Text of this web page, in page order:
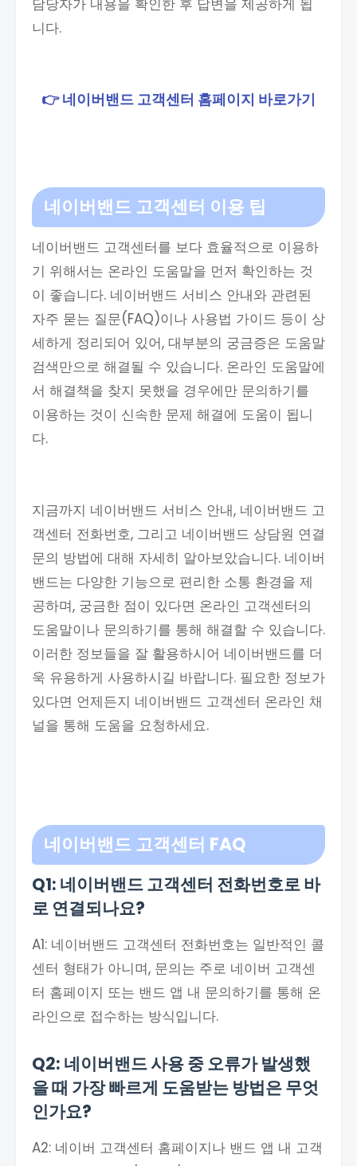
담당자가 내용을 확인한 후 답변을 제공하게 됩
니다.
👉 네이버밴드 고객센터 홈페이지 바로가기
네이버밴드 고객센터 이용 팁
네이버밴드 고객센터를 보다 효율적으로 이용하
기 위해서는 온라인 도움말을 먼저 확인하는 것
이 좋습니다. 네이버밴드 서비스 안내와 관련된
자주 묻는 질문(FAQ)이나 사용법 가이드 등이 상
세하게 정리되어 있어, 대부분의 궁금증은 도움말
검색만으로 해결될 수 있습니다. 온라인 도움말에
서 해결책을 찾지 못했을 경우에만 문의하기를
이용하는 것이 신속한 문제 해결에 도움이 됩니
다.
지금까지 네이버밴드 서비스 안내, 네이버밴드 고
객센터 전화번호, 그리고 네이버밴드 상담원 연결
문의 방법에 대해 자세히 알아보았습니다. 네이버
밴드는 다양한 기능으로 편리한 소통 환경을 제
공하며, 궁금한 점이 있다면 온라인 고객센터의
도움말이나 문의하기를 통해 해결할 수 있습니다.
이러한 정보들을 잘 활용하시어 네이버밴드를 더
욱 유용하게 사용하시길 바랍니다. 필요한 정보가
있다면 언제든지 네이버밴드 고객센터 온라인 채
널을 통해 도움을 요청하세요.
네이버밴드 고객센터 FAQ
Q1: 네이버밴드 고객센터 전화번호로 바
로 연결되나요?
A1: 네이버밴드 고객센터 전화번호는 일반적인 콜
센터 형태가 아니며, 문의는 주로 네이버 고객센
터 홈페이지 또는 밴드 앱 내 문의하기를 통해 온
라인으로 접수하는 방식입니다.
Q2: 네이버밴드 사용 중 오류가 발생했
을 때 가장 빠르게 도움받는 방법은 무엇
인가요?
A2: 네이버 고객센터 홈페이지나 밴드 앱 내 고객